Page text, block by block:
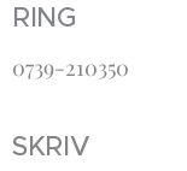
RING
0739-210350
SKRIV